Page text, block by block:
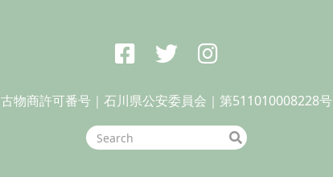
古物商許可番号｜石川県公安委員会｜第511010008228号